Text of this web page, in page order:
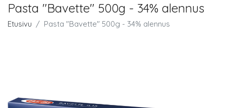
Pasta "Bavette" 500g - 34% alennus
Etusivu Pasta "Bavette" 500g - 34% alennus